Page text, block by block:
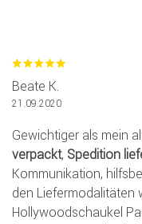
Beate K.
21.09.2020
Gewichtiger als mein
verpackt, Spedition
Kommunikation,
den Liefermodalitäten
Hollywoodschaukel